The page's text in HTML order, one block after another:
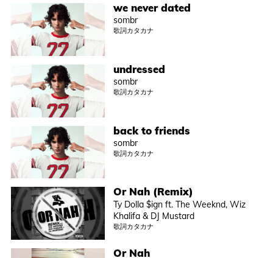
we never dated
sombr
歌詞カタカナ
undressed
sombr
歌詞カタカナ
back to friends
sombr
歌詞カタカナ
Or Nah (Remix)
Ty Dolla $ign ft. The Weeknd, Wiz
Khalifa & DJ Mustard
歌詞カタカナ
Or Nah